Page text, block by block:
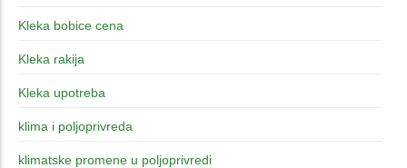
Kleka bobice cena
Kleka rakija
Kleka upotreba
klima i poljoprivreda
klimatske promene u poljoprivredi